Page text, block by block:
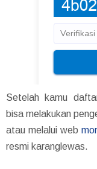
Setelah kamu
bisa melakukan
atau melalui web
resmi karanglewas.